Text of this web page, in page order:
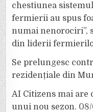
chestiunea
fermierii au spus
numai nenorociri”,
din liderii
Se prelungesc
rezidențiale din
AI Citizens mai are
unui nou sezon.